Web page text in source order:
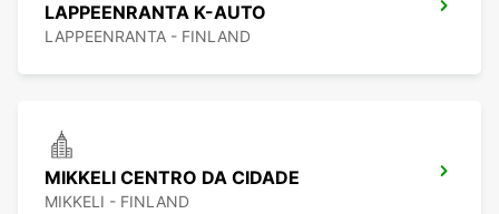
LAPPEENRANTA K-AUTO
LAPPEENRANTA - FINLAND
MIKKELI CENTRO DA CIDADE
MIKKELI - FINLAND